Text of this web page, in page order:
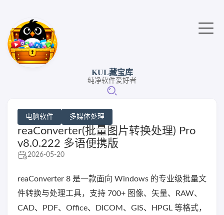
KUL藏宝库
纯净软件爱好者
电脑软件 多媒体处理
reaConverter(批量图片转换处理) Pro
v8.0.222 多语便携版
2026-05-20
reaConverter 8 是一款面向 Windows 的专业级批量文
件转换与处理工具，支持 700+ 图像、矢量、RAW、
CAD、PDF、Office、DICOM、GIS、HPGL 等格式，